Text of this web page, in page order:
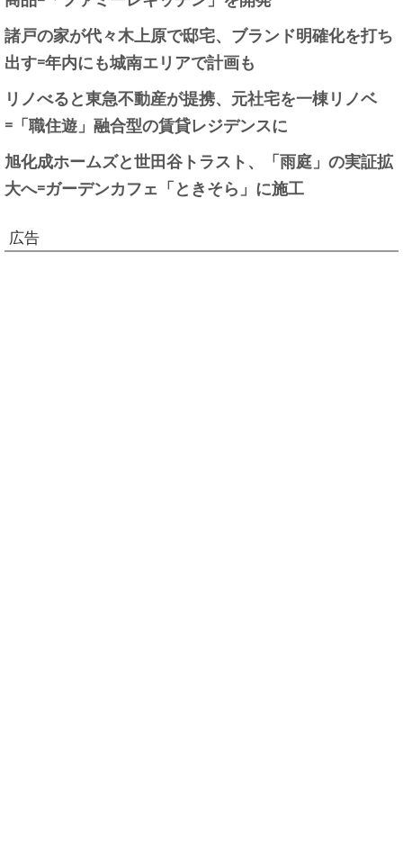
諸戸の家が代々木上原で邸宅、ブランド明確化を打ち
出す=年内にも城南エリアで計画も
リノべると東急不動産が提携、元社宅を一棟リノベ
=「職住遊」融合型の賃貸レジデンスに
旭化成ホームズと世田谷トラスト、「雨庭」の実証拡
大へ=ガーデンカフェ「ときそら」に施工
広告